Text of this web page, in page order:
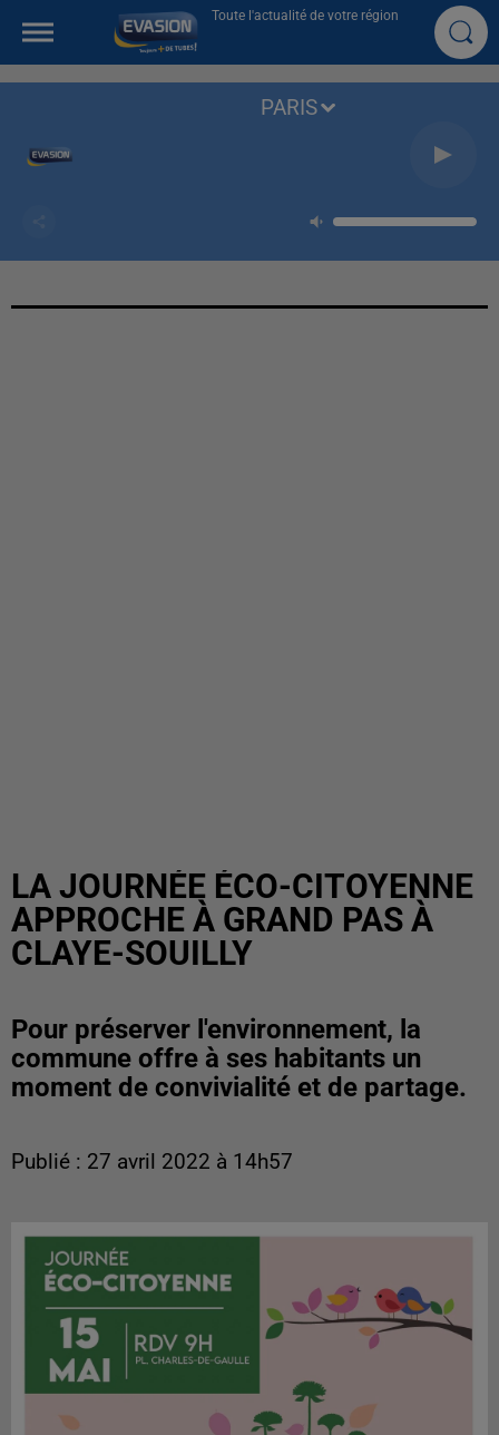
Toute l'actualité de votre région
PARIS
LA JOURNÉE ÉCO-CITOYENNE
APPROCHE À GRAND PAS À
CLAYE-SOUILLY
Pour préserver l'environnement, la
commune offre à ses habitants un
moment de convivialité et de partage.
Publié : 27 avril 2022 à 14h57